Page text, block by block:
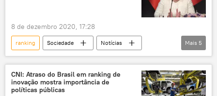
8 de dezembro 2020, 17:28
ranking Sociedade
Notícias
Forbes
mulheres
feminismo
poder
mundo
Mais 5
CNI: Atraso do Brasil em ranking de
inovação mostra importância de
políticas públicas